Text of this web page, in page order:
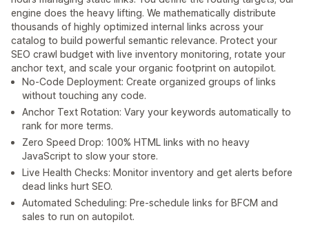
engine does the heavy lifting. We mathematically distribute
thousands of highly optimized internal links across your
catalog to build powerful semantic relevance. Protect your
SEO crawl budget with live inventory monitoring, rotate your
anchor text, and scale your organic footprint on autopilot.
No-Code Deployment: Create organized groups of links
without touching any code.
Anchor Text Rotation: Vary your keywords automatically to
rank for more terms.
Zero Speed Drop: 100% HTML links with no heavy
JavaScript to slow your store.
Live Health Checks: Monitor inventory and get alerts before
dead links hurt SEO.
Automated Scheduling: Pre-schedule links for BFCM and
sales to run on autopilot.